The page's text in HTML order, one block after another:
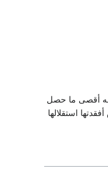
أقصى ما حصل
استقلالها